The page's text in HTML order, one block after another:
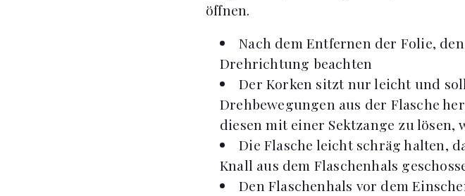
öffnen.
Nach dem Entfernen der Folie,
Drehrichtung beachten
Der Korken sitzt nur leicht und
Drehbewegungen aus der Flasche
diesen mit einer Sektzange zu lösen,
Die Flasche leicht schräg halten,
Knall aus dem Flaschenhals
Den Flaschenhals vor dem